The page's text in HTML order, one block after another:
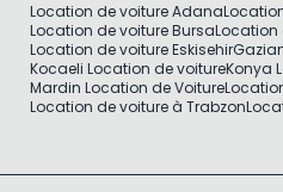
Location de voiture Adana
Location de voiture BursaLocation
Location de voiture Eskisehir
Kocaeli Location de voitureKonya
Mardin Location de Voiture
Location de voiture à Trabzon